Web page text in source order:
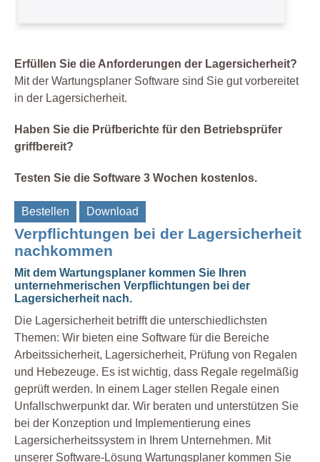
Erfüllen Sie die Anforderungen der Lagersicherheit?
Mit der Wartungsplaner Software sind Sie gut vorbereitet
in der Lagersicherheit.
Haben Sie die Prüfberichte für den Betriebsprüfer
griffbereit?
Testen Sie die Software 3 Wochen kostenlos.
Bestellen Download
Verpflichtungen bei der Lagersicherheit
nachkommen
Mit dem Wartungsplaner kommen Sie Ihren
unternehmerischen Verpflichtungen bei der
Lagersicherheit nach.
Die Lagersicherheit betrifft die unterschiedlichsten
Themen: Wir bieten eine Software für die Bereiche
Arbeitssicherheit, Lagersicherheit, Prüfung von Regalen
und Hebezeuge. Es ist wichtig, dass Regale regelmäßig
geprüft werden. In einem Lager stellen Regale einen
Unfallschwerpunkt dar. Wir beraten und unterstützen Sie
bei der Konzeption und Implementierung eines
Lagersicherheitssystem in Ihrem Unternehmen. Mit
unserer Software-Lösung Wartungsplaner kommen Sie